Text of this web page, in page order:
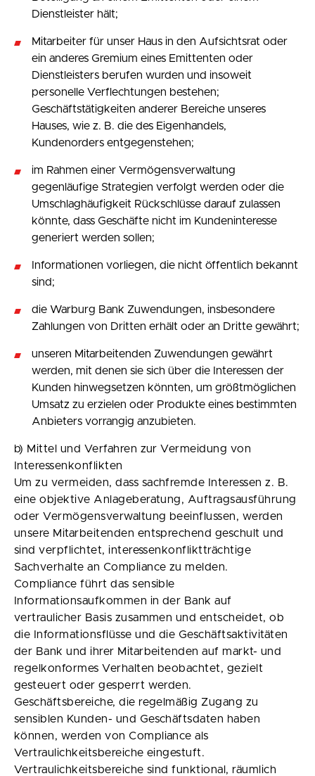
Dienstleister hält;
Mitarbeiter für unser Haus in den Aufsichtsrat oder
ein anderes Gremium eines Emittenten oder
Dienstleisters berufen wurden und insoweit
personelle Verflechtungen bestehen;
Geschäftstätigkeiten anderer Bereiche unseres
Hauses, wie z. B. die des Eigenhandels,
Kundenorders entgegenstehen;
im Rahmen einer Vermögensverwaltung
gegenläufige Strategien verfolgt werden oder die
Umschlaghäufigkeit Rückschlüsse darauf zulassen
könnte, dass Geschäfte nicht im Kundeninteresse
generiert werden sollen;
Informationen vorliegen, die nicht öffentlich bekannt
sind;
die Warburg Bank Zuwendungen, insbesondere
Zahlungen von Dritten erhält oder an Dritte gewährt;
unseren Mitarbeitenden Zuwendungen gewährt
werden, mit denen sie sich über die Interessen der
Kunden hinwegsetzen könnten, um größtmöglichen
Umsatz zu erzielen oder Produkte eines bestimmten
Anbieters vorrangig anzubieten.
b) Mittel und Verfahren zur Vermeidung von
Interessenkonflikten
Um zu vermeiden, dass sachfremde Interessen z. B.
eine objektive Anlageberatung, Auftragsausführung
oder Vermögensverwaltung beeinflussen, werden
unsere Mitarbeitenden entsprechend geschult und
sind verpflichtet, interessenkonfliktträchtige
Sachverhalte an Compliance zu melden.
Compliance führt das sensible
Informationsaufkommen in der Bank auf
vertraulicher Basis zusammen und entscheidet, ob
die Informationsflüsse und die Geschäftsaktivitäten
der Bank und ihrer Mitarbeitenden auf markt- und
regelkonformes Verhalten beobachtet, gezielt
gesteuert oder gesperrt werden.
Geschäftsbereiche, die regelmäßig Zugang zu
sensiblen Kunden- und Geschäftsdaten haben
können, werden von Compliance als
Vertraulichkeitsbereiche eingestuft.
Vertraulichkeitsbereiche sind funktional, räumlich